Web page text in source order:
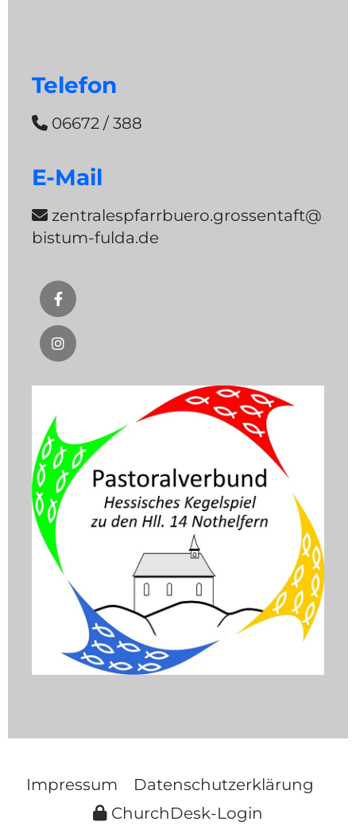
Telefon
 06672 / 388
E-Mail
 zentralespfarrbuero.grossentaft@
bistum-fulda.de
Impressum
Datenschutzerklärung
ChurchDesk-Login